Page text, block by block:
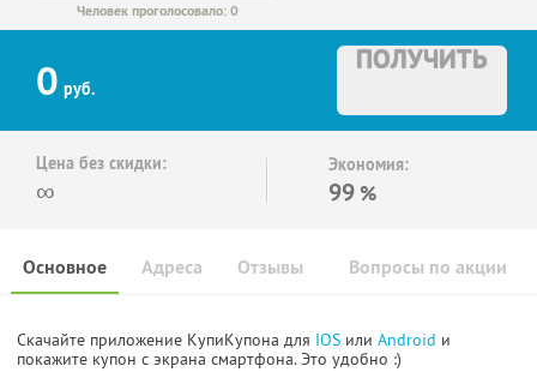
Человек проголосовало: 0
0 руб.
ПОЛУЧИТЬ
Цена без скидки:
∞
Экономия:
99 %
Основное Отзывы Вопросы по акции
Адреса
Скачайте приложение КупиКупона для IOS или Android и
покажите купон с экрана смартфона. Это удобно :)